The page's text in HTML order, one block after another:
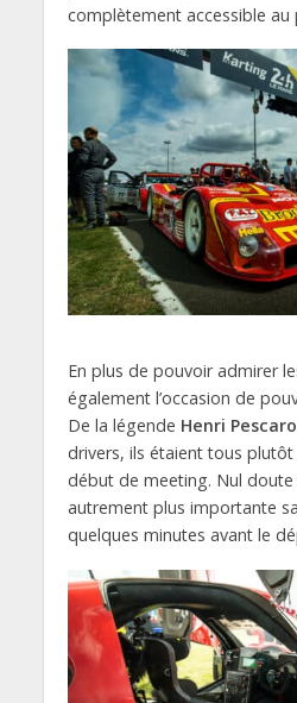
complètement accessible au
En plus de pouvoir admirer
également l’occasion de
De la légende Henri
drivers, ils étaient tous plutôt
début de meeting. Nul
autrement plus importante
quelques minutes avant le